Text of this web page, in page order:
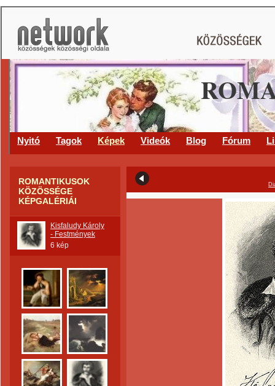
Nyitó Tagok Képek Videók Blog Fórum
ROMANTIKUSOK
KÖZÖSSÉGE
KÉPGALÉRIÁI
Kisfaludy Károly
- Festmények
6 kép